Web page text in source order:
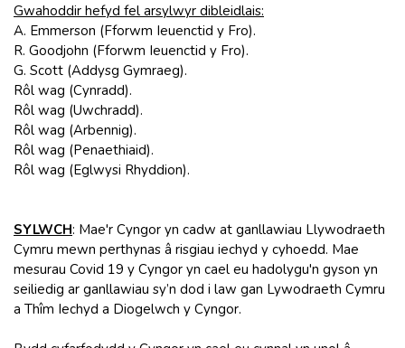
Gwahoddir hefyd fel arsylwyr dibleidlais:
A. Emmerson (Fforwm Ieuenctid y Fro).
R. Goodjohn (Fforwm Ieuenctid y Fro).
G. Scott (Addysg Gymraeg).
Rôl wag (Cynradd).
Rôl wag (Uwchradd).
Rôl wag (Arbennig).
Rôl wag (Penaethiaid).
Rôl wag (Eglwysi Rhyddion).
SYLWCH: Mae'r Cyngor yn cadw at ganllawiau Llywodraeth
Cymru mewn perthynas â risgiau iechyd y cyhoedd. Mae
mesurau Covid 19 y Cyngor yn cael eu hadolygu'n gyson yn
seiliedig ar ganllawiau sy’n dod i law gan Lywodraeth Cymru
a Thîm Iechyd a Diogelwch y Cyngor.